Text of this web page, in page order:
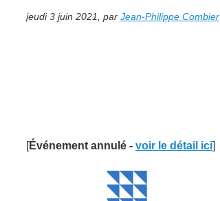
jeudi 3 juin 2021 par Jean-Philippe Combier
[Événement annulé - voir le détail ici]